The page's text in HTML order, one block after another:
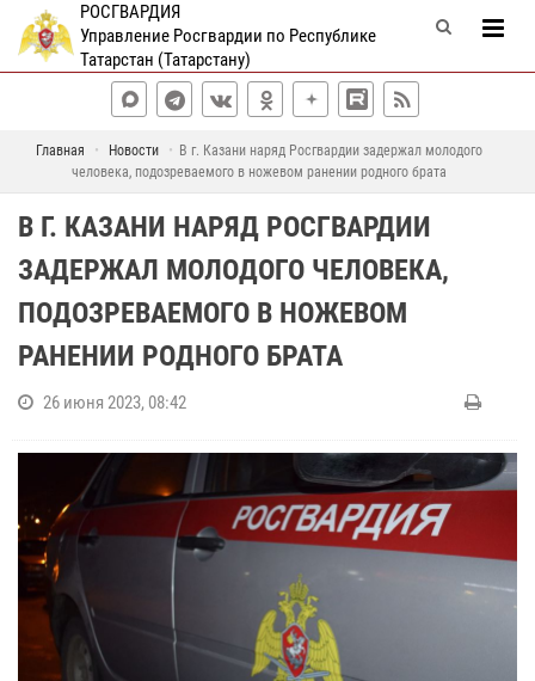
РОСГВАРДИЯ
Управление Росгвардии по Республике
Татарстан (Татарстану)
Главная Новости
В г. Казани наряд Росгвардии задержал молодого
человека, подозреваемого в ножевом ранении родного брата
В Г. КАЗАНИ НАРЯД РОСГВАРДИИ
ЗАДЕРЖАЛ МОЛОДОГО ЧЕЛОВЕКА,
ПОДОЗРЕВАЕМОГО В НОЖЕВОМ
РАНЕНИИ РОДНОГО БРАТА
26 июня 2023, 08:42